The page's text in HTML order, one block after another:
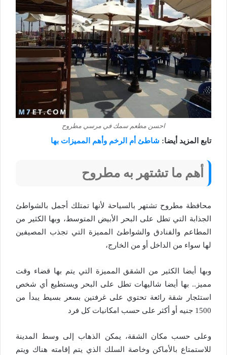
احسن مطعم سمك في مرسي مطروح
تابع المزيد أيضا: شاطئ أم الرخم وأهم المميزات بها
أهم ما تشتهر به مطروح
محافظة مطروح تشتهر بالسياحة لأنها تمتلك أجمل بالشواطئ
الجذابة التي تطل على البحر الأبيض المتوسط، وبها الكثير من
المطاعم والفنادق والشواطئ المميزة التي تجذب المصيفين
لها سواء من الداخل أو من الخارج،
وبها أيضا الكثير من الشقق المميزة التي يتم بها قضاء وقت
مميز.. بها أيضا شاليهات تطل على البحر ويستطيع أي شخص
استئجار شقة رائعة تحتوي على غرفتين بسعر بسيط يبدأ من
1500 جنيه أو أكثر على حسب امكانيات كل فرد
وعلى حسب مكان الشقة، يمكن الذهاب إلى وسط المدينة
للاستمتاع بالأماكن وخاصة السلك الذي يتم إقامته هناك ويتم